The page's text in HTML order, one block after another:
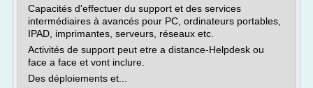
Capacités d'effectuer du support et des services
intermédiaires à avancés pour PC, ordinateurs portables,
IPAD, imprimantes, serveurs, réseaux etc.
Activités de support peut etre a distance-Helpdesk ou
face a face et vont inclure.
Des déploiements et...